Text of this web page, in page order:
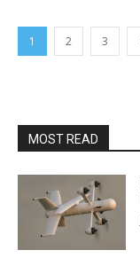
1 2 3
MOST READ